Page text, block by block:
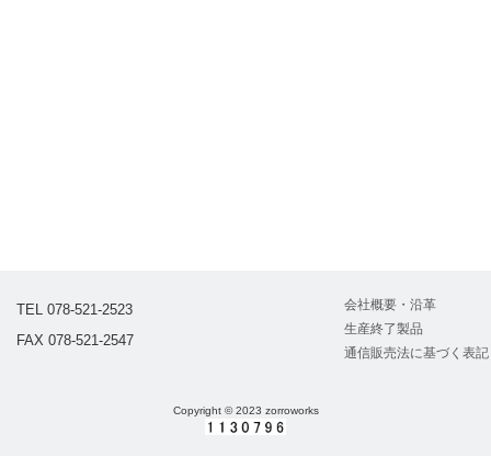
TEL 078-521-2523
FAX 078-521-2547
会社概要・沿革
生産終了製品
通信販売法に基づく表記
Copyright © 2023 zorroworks